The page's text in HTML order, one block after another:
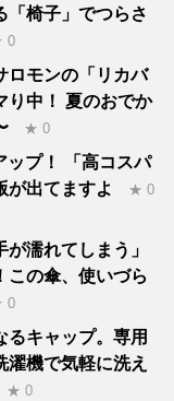
「椅子」でつらさ
0
ロモンの「リカバ
り中！ 夏のおでか
★ 0
ップ！ 「高コスパ
が出てますよ
★ 0
が濡れてしまう」
この傘、使いづら
0
るキャップ。専用
濯機で気軽に洗え
★ 0